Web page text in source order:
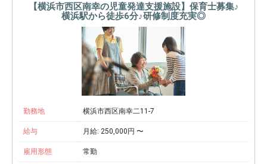
【横浜市西区南幸の児童発達支援施設】保育士募集♪
横浜駅から徒歩6分♪研修制度充実◎
勤務地 横浜市西区南幸二11-7
給与 月給: 250,000円 〜
雇用形態 常勤